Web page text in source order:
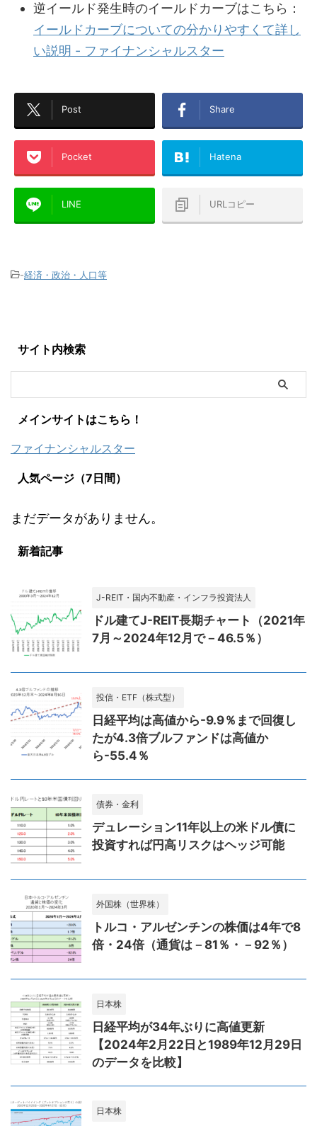
逆イールド発生時のイールドカーブはこちら：
イールドカーブについての分かりやすくて詳し
い説明 - ファイナンシャルスター
Post Share
Pocket Hatena
LINE URLコピー
-経済・政治・人口等
サイト内検索
メインサイトはこちら！
ファイナンシャルスター
人気ページ（7日間）
まだデータがありません。
新着記事
J-REIT・国内不動産・インフラ投資法人
ドル建てJ-REIT長期チャート（2021年
7月～2024年12月で－46.5％）
投信・ETF（株式型）
日経平均は高値から-9.9％まで回復し
たが4.3倍ブルファンドは高値か
ら-55.4％
債券・金利
デュレーション11年以上の米ドル債に
投資すれば円高リスクはヘッジ可能
外国株（世界株）
トルコ・アルゼンチンの株価は4年で8
倍・24倍（通貨は－81％・－92％）
日本株
日経平均が34年ぶりに高値更新
【2024年2月22日と1989年12月29日
のデータを比較】
日本株